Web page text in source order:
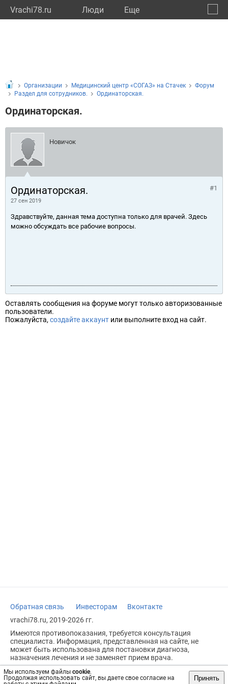
Vrachi78.ru Люди Eще
Мы используем файлы cookie.
Продолжая использовать сайт, вы даете свое согласие на
Принять
Организации Медицинский центр «СОГАЗ» на Стачек
Форум
Раздел для сотрудников.
Ординаторская.
Ординаторская.
Новичок
Ординаторская.
27 сен 2019
#1
Здравствуйте, данная тема доступна только для врачей. Здесь
можно обсуждать все рабочие вопросы.
Оставлять сообщения на форуме могут только авторизованные
пользователи.
Пожалуйста, создайте аккаунт или выполните вход на сайт.
Обратная связь Инвесторам
Вконтакте
vrachi78.ru, 2019-2026 гг.
Имеются противопоказания, требуется консультация
специалиста. Информация, представленная на сайте, не
может быть использована для постановки диагноза,
назначения лечения и не заменяет прием врача.
Возрастное ограничение: 18+